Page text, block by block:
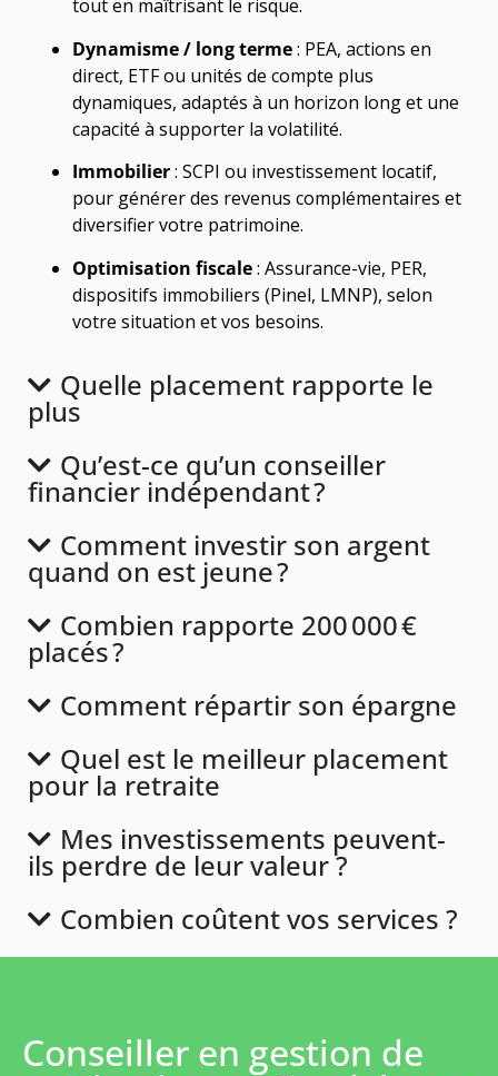
tout en maîtrisant le risque.
Dynamisme / long terme: PEA, actions en
direct, ETF ou unités de compte plus
dynamiques, adaptés à un horizon long et une
capacité à supporter la volatilité.
Immobilier: SCPI ou investissement locatif,
pour générer des revenus complémentaires et
diversifier votre patrimoine.
Optimisation fiscale: Assurance-vie, PER,
dispositifs immobiliers (Pinel, LMNP), selon
votre situation et vos besoins.
Quelle placement rapporte le
plus
Qu’est-ce qu’un conseiller
financier indépendant ?
Comment investir son argent
quand on est jeune ?
Combien rapporte 200 000 €
placés ?
Comment répartir son épargne
Quel est le meilleur placement
pour la retraite
Mes investissements peuvent-
ils perdre de leur valeur ?
Combien coûtent vos services ?
Conseiller en gestion de